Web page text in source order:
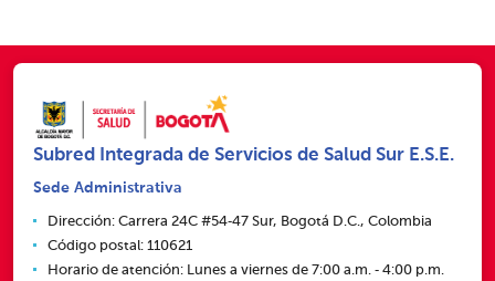
Subred Integrada de Servicios de Salud Sur E.S.E.
Sede Administrativa
Dirección: Carrera 24C #54‑47 Sur, Bogotá D.C., Colombia
Código postal: 110621
Horario de atención: Lunes a viernes de 7:00 a.m. ‑ 4:00 p.m.